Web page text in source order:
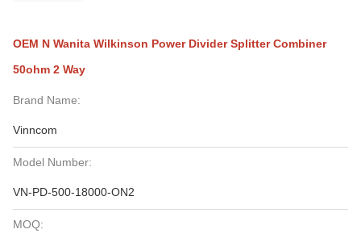
OEM N Wanita Wilkinson Power Divider Splitter Combiner
50ohm 2 Way
Brand Name:
Vinncom
Model Number:
VN-PD-500-18000-ON2
MOQ: